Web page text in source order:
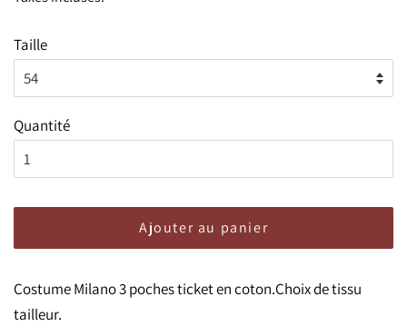
Taille
Quantité
Ajouter au panier
Costume Milano 3 poches ticket en coton.Choix de tissu
tailleur.